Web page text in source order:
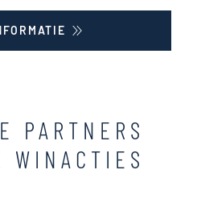
PARTNERS
WINACTIES